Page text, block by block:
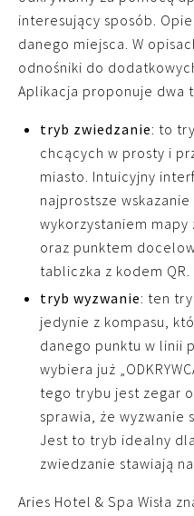
interesujący sposób.
danego miejsca. W
odnośniki do
Aplikacja proponuje dwa
tryb zwiedzanie: to
chcących w prosty i
miasto. Intuicyjny
najprostsze
wykorzystaniem mapy
oraz punktem
tabliczka z kodem QR.
tryb wyzwanie: ten
jedynie z kompasu,
danego punktu w linii
wybiera już
tego trybu jest zegar
sprawia, że wyzwanie
Jest to tryb idealny
zwiedzanie stawiają
Aries Hotel & Spa Wisła